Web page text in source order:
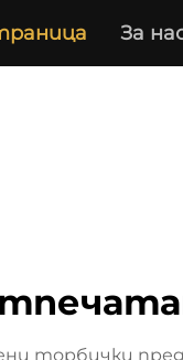
За
торбички